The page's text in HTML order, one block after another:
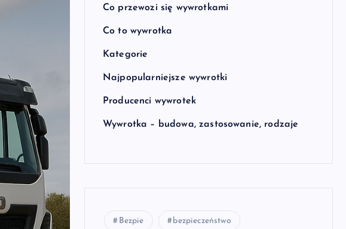
Co przewozi się wywrotkami
Co to wywrotka
Kategorie
Najpopularniejsze wywrotki
Producenci wywrotek
Wywrotka – budowa, zastosowanie, rodzaje
Bezpie bezpieczeństwo